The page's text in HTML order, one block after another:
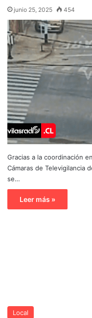
junio 25, 2025 454
Gracias a la coordinación
Cámaras de Televigilancia
se…
Leer más »
Local